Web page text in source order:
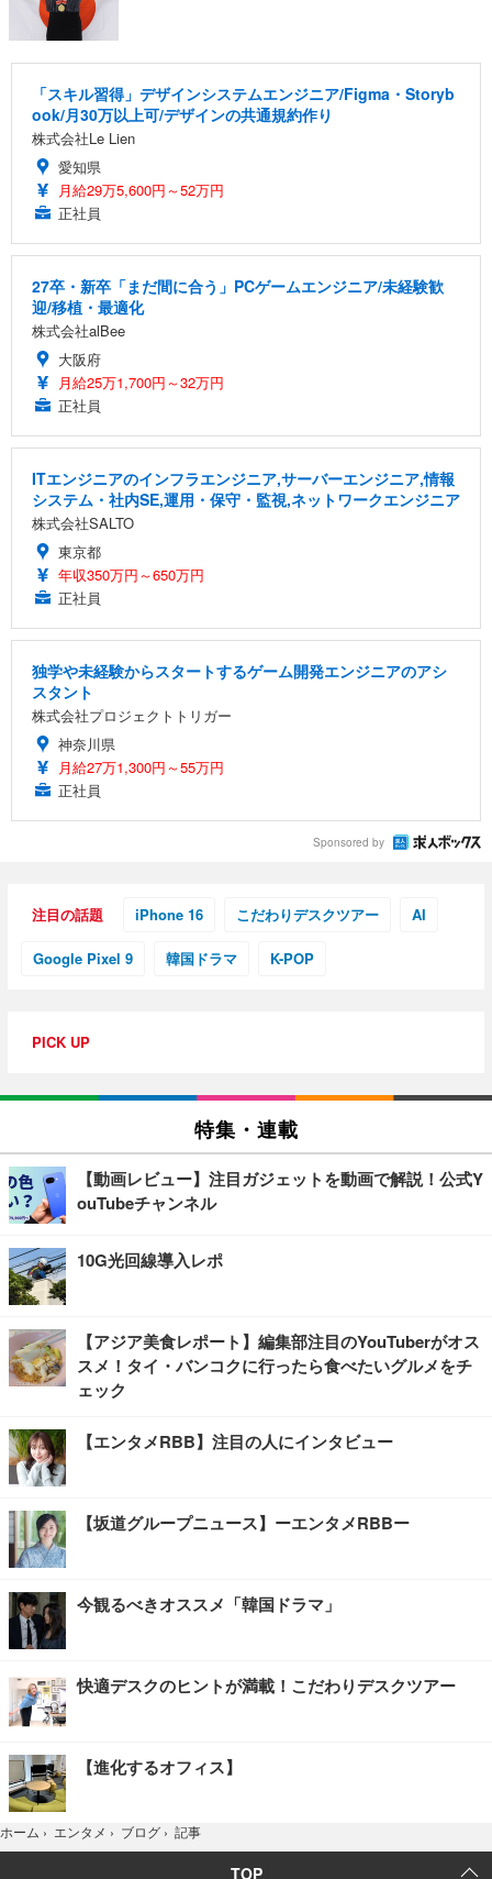
「スキル習得」デザインシステムエンジニア/Figma・Storyb
ook/月30万以上可/デザインの共通規約作り
株式会社Le Lien
愛知県
月給29万5,600円～52万円
正社員
27卒・新卒「まだ間に合う」PCゲームエンジニア/未経験歓
迎/移植・最適化
株式会社alBee
大阪府
月給25万1,700円～32万円
正社員
ITエンジニアのインフラエンジニア,サーバーエンジニア,情報
システム・社内SE,運用・保守・監視,ネットワークエンジニア
株式会社SALTO
東京都
年収350万円～650万円
正社員
独学や未経験からスタートするゲーム開発エンジニアのアシ
スタント
株式会社プロジェクトトリガー
神奈川県
月給27万1,300円～55万円
正社員
Sponsored by
注目の話題 iPhone 16 こだわりデスクツアー AI
Google Pixel 9 韓国ドラマ K-POP
PICK UP
特集・連載
【動画レビュー】注目ガジェットを動画で解説！公式Y
ouTubeチャンネル
10G光回線導入レポ
【アジア美食レポート】編集部注目のYouTuberがオス
スメ！タイ・バンコクに行ったら食べたいグルメをチ
ェック
【エンタメRBB】注目の人にインタビュー
【坂道グループニュース】ーエンタメRBBー
今観るべきオススメ「韓国ドラマ」
快適デスクのヒントが満載！こだわりデスクツアー
【進化するオフィス】
ホーム › エンタメ › ブログ › 記事
TOP